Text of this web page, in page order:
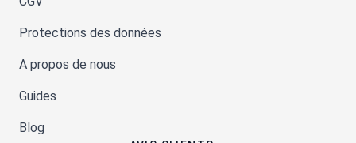
Protections des données
A propos de nous
Guides
Blog